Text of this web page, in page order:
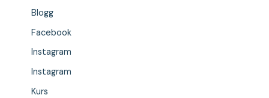
Blogg
Facebook
Instagram
Instagram
Kurs